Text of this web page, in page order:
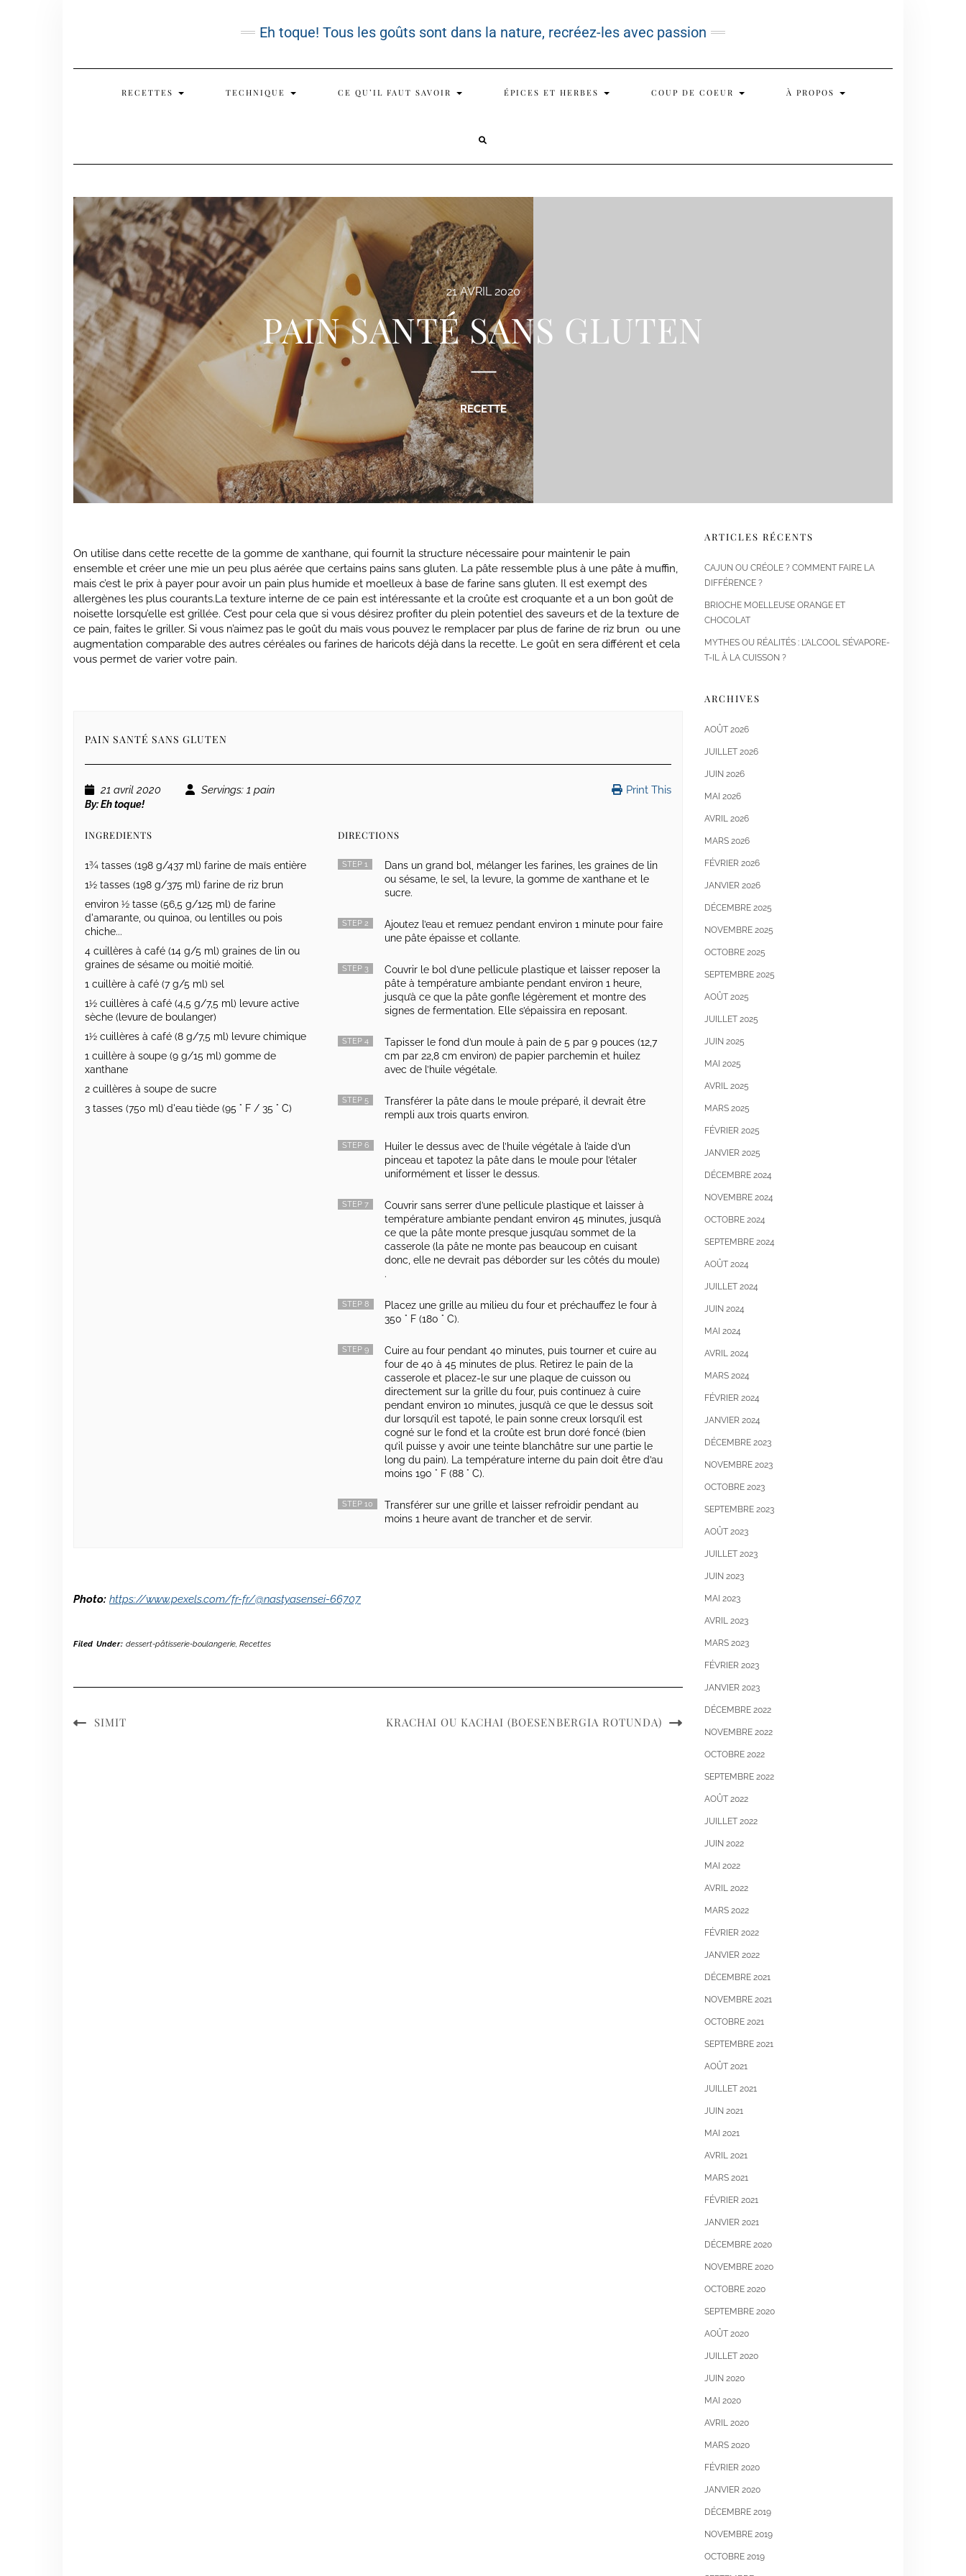
Eh toque! Tous les goûts sont dans la nature, recréez-les avec passion
RECETTES TECHNIQUE CE QU’IL FAUT SAVOIR ÉPICES ET HERBES COUP DE COEUR À PROPOS
21 AVRIL 2020
PAIN SANTÉ SANS GLUTEN
RECETTE
On utilise dans cette recette de la gomme de xanthane, qui fournit la structure nécessaire pour maintenir le pain
ensemble et créer une mie un peu plus aérée que certains pains sans gluten. La pâte ressemble plus à une pâte à muffin,
mais c’est le prix à payer pour avoir un pain plus humide et moelleux à base de farine sans gluten. Il est exempt des
allergènes les plus courants.La texture interne de ce pain est intéressante et la croûte est croquante et a un bon goût de
noisette lorsqu’elle est grillée. C’est pour cela que si vous désirez profiter du plein potentiel des saveurs et de la texture de
ce pain, faites le griller. Si vous n’aimez pas le goût du maïs vous pouvez le remplacer par plus de farine de riz brun ou une
augmentation comparable des autres céréales ou farines de haricots déjà dans la recette. Le goût en sera différent et cela
vous permet de varier votre pain.
PAIN SANTÉ SANS GLUTEN
21 avril 2020 Servings: 1 pain Print This
By:Eh toque!
INGREDIENTS
1¾ tasses (198 g/437 ml) farine de maïs entière
1½ tasses (198 g/375 ml) farine de riz brun
environ ½ tasse (56,5 g/125 ml) de farine
d'amarante, ou quinoa, ou lentilles ou pois
chiche...
4 cuillères à café (14 g/5 ml) graines de lin ou
graines de sésame ou moitié moitié.
1 cuillère à café (7 g/5 ml) sel
1½ cuillères à café (4,5 g/7,5 ml) levure active
sèche (levure de boulanger)
1½ cuillères à café (8 g/7,5 ml) levure chimique
1 cuillère à soupe (9 g/15 ml) gomme de
xanthane
2 cuillères à soupe de sucre
3 tasses (750 ml) d'eau tiède (95 ° F / 35 ° C)
DIRECTIONS
STEP 1
Dans un grand bol, mélanger les farines, les graines de lin
ou sésame, le sel, la levure, la gomme de xanthane et le
sucre.
STEP 2
Ajoutez l’eau et remuez pendant environ 1 minute pour faire
une pâte épaisse et collante.
STEP 3
Couvrir le bol d’une pellicule plastique et laisser reposer la
pâte à température ambiante pendant environ 1 heure,
jusqu’à ce que la pâte gonfle légèrement et montre des
signes de fermentation. Elle s’épaissira en reposant.
STEP 4
Tapisser le fond d’un moule à pain de 5 par 9 pouces (12,7
cm par 22,8 cm environ) de papier parchemin et huilez
avec de l’huile végétale.
STEP 5
Transférer la pâte dans le moule préparé, il devrait être
rempli aux trois quarts environ.
STEP 6
Huiler le dessus avec de l’huile végétale à l’aide d’un
pinceau et tapotez la pâte dans le moule pour l’étaler
uniformément et lisser le dessus.
STEP 7
Couvrir sans serrer d’une pellicule plastique et laisser à
température ambiante pendant environ 45 minutes, jusqu’à
ce que la pâte monte presque jusqu’au sommet de la
casserole (la pâte ne monte pas beaucoup en cuisant
donc, elle ne devrait pas déborder sur les côtés du moule)
.
STEP 8
Placez une grille au milieu du four et préchauffez le four à
350 ° F (180 ° C).
STEP 9
Cuire au four pendant 40 minutes, puis tourner et cuire au
four de 40 à 45 minutes de plus. Retirez le pain de la
casserole et placez-le sur une plaque de cuisson ou
directement sur la grille du four, puis continuez à cuire
pendant environ 10 minutes, jusqu’à ce que le dessus soit
dur lorsqu’il est tapoté, le pain sonne creux lorsqu’il est
cogné sur le fond et la croûte est brun doré foncé (bien
qu’il puisse y avoir une teinte blanchâtre sur une partie le
long du pain). La température interne du pain doit être d’au
moins 190 ° F (88 ° C).
STEP 10
Transférer sur une grille et laisser refroidir pendant au
moins 1 heure avant de trancher et de servir.
Photo: https://www.pexels.com/fr-fr/@nastyasensei-66707
Filed Under: dessert-pâtisserie-boulangerie, Recettes
SIMIT KRACHAI OU KACHAI (BOESENBERGIA ROTUNDA)
ARTICLES RÉCENTS
CAJUN OU CRÉOLE ? COMMENT FAIRE LA
DIFFÉRENCE ?
BRIOCHE MOELLEUSE ORANGE ET
CHOCOLAT
MYTHES OU RÉALITÉS : L’ALCOOL S’ÉVAPORE-
T-IL À LA CUISSON ?
ARCHIVES
AOÛT 2026
JUILLET 2026
JUIN 2026
MAI 2026
AVRIL 2026
MARS 2026
FÉVRIER 2026
JANVIER 2026
DÉCEMBRE 2025
NOVEMBRE 2025
OCTOBRE 2025
SEPTEMBRE 2025
AOÛT 2025
JUILLET 2025
JUIN 2025
MAI 2025
AVRIL 2025
MARS 2025
FÉVRIER 2025
JANVIER 2025
DÉCEMBRE 2024
NOVEMBRE 2024
OCTOBRE 2024
SEPTEMBRE 2024
AOÛT 2024
JUILLET 2024
JUIN 2024
MAI 2024
AVRIL 2024
MARS 2024
FÉVRIER 2024
JANVIER 2024
DÉCEMBRE 2023
NOVEMBRE 2023
OCTOBRE 2023
SEPTEMBRE 2023
AOÛT 2023
JUILLET 2023
JUIN 2023
MAI 2023
AVRIL 2023
MARS 2023
FÉVRIER 2023
JANVIER 2023
DÉCEMBRE 2022
NOVEMBRE 2022
OCTOBRE 2022
SEPTEMBRE 2022
AOÛT 2022
JUILLET 2022
JUIN 2022
MAI 2022
AVRIL 2022
MARS 2022
FÉVRIER 2022
JANVIER 2022
DÉCEMBRE 2021
NOVEMBRE 2021
OCTOBRE 2021
SEPTEMBRE 2021
AOÛT 2021
JUILLET 2021
JUIN 2021
MAI 2021
AVRIL 2021
MARS 2021
FÉVRIER 2021
JANVIER 2021
DÉCEMBRE 2020
NOVEMBRE 2020
OCTOBRE 2020
SEPTEMBRE 2020
AOÛT 2020
JUILLET 2020
JUIN 2020
MAI 2020
AVRIL 2020
MARS 2020
FÉVRIER 2020
JANVIER 2020
DÉCEMBRE 2019
NOVEMBRE 2019
OCTOBRE 2019